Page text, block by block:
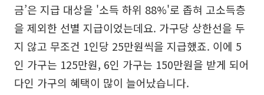
금’은 지급 대상을 '소득 하위 88%'로 좁혀 고소득층
을 제외한 선별 지급이었는데요. 가구당 상한선을 두
지 않고 무조건 1인당 25만원씩을 지급했죠. 이에 5
인 가구는 125만원, 6인 가구는 150만원을 받게 되어
다인 가구의 혜택이 많이 늘어났습니다.